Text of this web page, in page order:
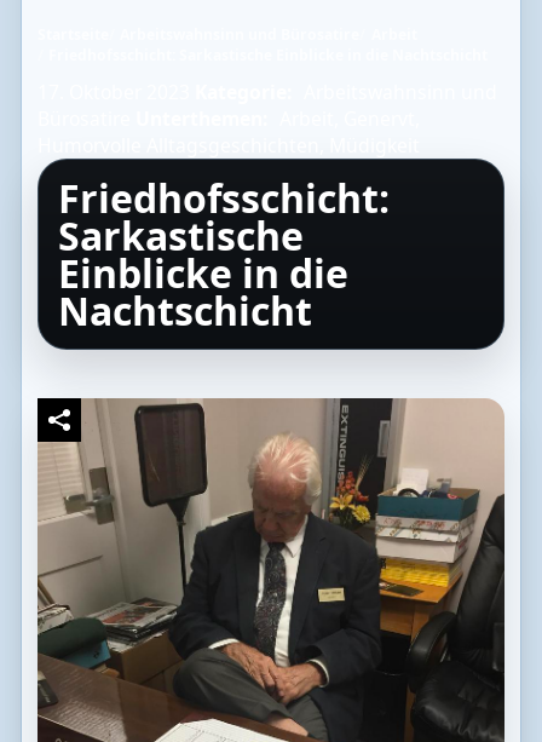
Friedhofsschicht:
Sarkastische
Einblicke in die
Nachtschicht